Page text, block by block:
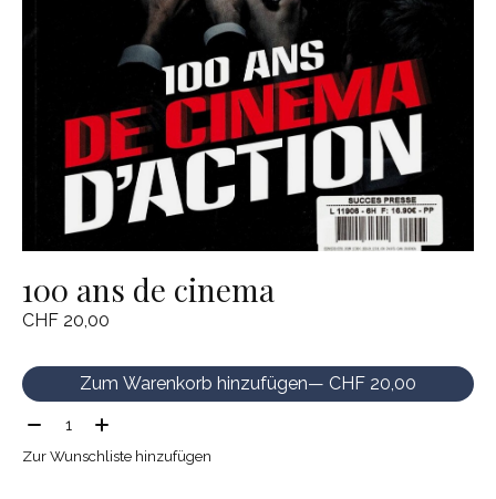
100 ans de cinema
CHF 20,00
Zum Warenkorb hinzufügen
— CHF 20,00
Menge:
Zur Wunschliste hinzufügen